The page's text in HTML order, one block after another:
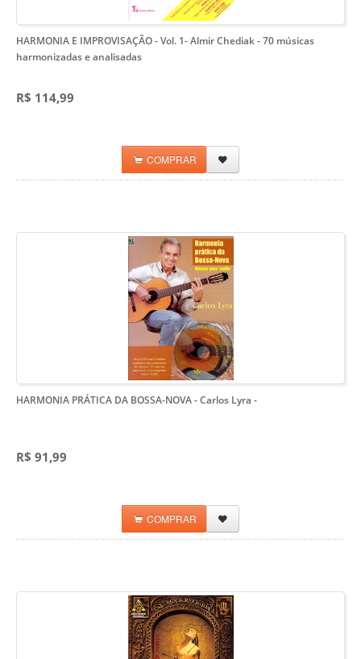
HARMONIA E IMPROVISAÇÃO - Vol. 1- Almir Chediak- 70 músicas
harmonizadas e analisadas
R$ 114,99
COMPRAR
HARMONIA PRÁTICA DA BOSSA-NOVA - Carlos Lyra -
R$ 91,99
COMPRAR